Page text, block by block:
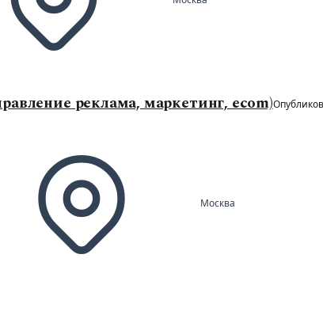
реклама, маркетинг, ecom)
Москва